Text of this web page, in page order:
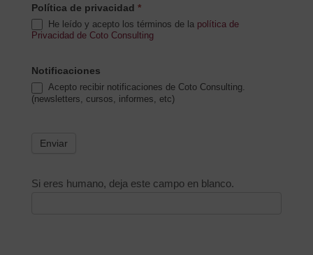
Política de privacidad *
He leído y acepto los términos de la política de
Privacidad de Coto Consulting
Notificaciones
Acepto recibir notificaciones de Coto Consulting.
(newsletters, cursos, informes, etc)
Enviar
Si eres humano, deja este campo en blanco.